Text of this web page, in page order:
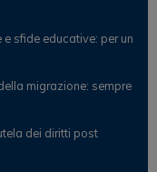
e sfide educative: per un
migrazione: sempre
dei diritti post